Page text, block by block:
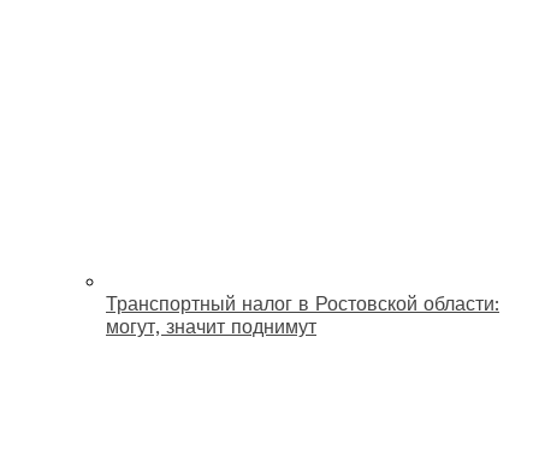
Транспортный налог в Ростовской области:
могут, значит поднимут